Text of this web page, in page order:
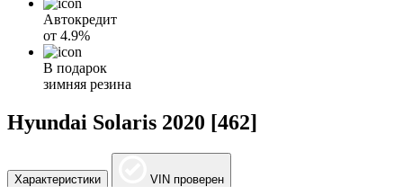
Автокредит
от 4.9%
В подарок
зимняя резина
Hyundai Solaris 2020 [462]
Характеристики VIN проверен